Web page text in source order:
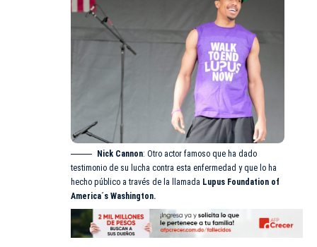
Nick Cannon: Otro actor famoso que ha dado
testimonio de su lucha contra esta enfermedad y que lo ha
hecho público a través de la llamada Lupus Foundation of
America´s Washington.